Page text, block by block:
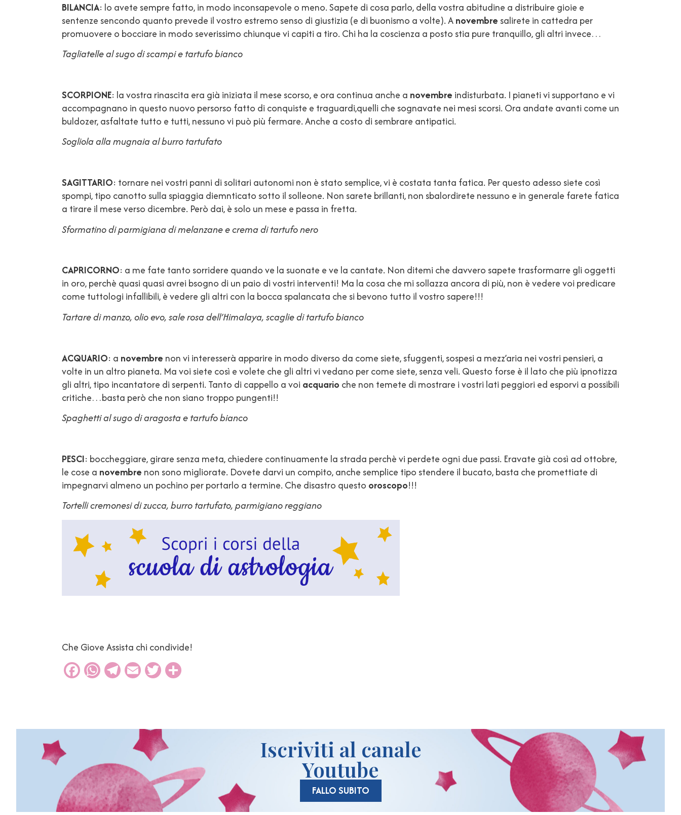
BILANCIA: lo avete sempre fatto, in modo inconsapevole o meno. Sapete di cosa parlo, della vostra abitudine a distribuire gioie e
sentenze sencondo quanto prevede il vostro estremo senso di giustizia (e di buonismo a volte). Anovembre salirete in cattedra per
promuovere o bocciare in modo severissimo chiunque vi capiti a tiro. Chi ha la coscienza a posto stia pure tranquillo, gli altri invece…
Tagliatelle al sugo di scampi e tartufo bianco
SCORPIONE: la vostra rinascita era già iniziata il mese scorso, e ora continua anche a novembre indisturbata. I pianeti vi supportano e vi
accompagnano in questo nuovo persorso fatto di conquiste e traguardi,quelli che sognavate nei mesi scorsi. Ora andate avanti come un
buldozer, asfaltate tutto e tutti, nessuno vi può più fermare. Anche a costo di sembrare antipatici.
Sogliola alla mugnaia al burro tartufato
SAGITTARIO: tornare nei vostri panni di solitari autonomi non è stato semplice, vi è costata tanta fatica. Per questo adesso siete così
spompi, tipo canotto sulla spiaggia diemnticato sotto il solleone. Non sarete brillanti, non sbalordirete nessuno e in generale farete fatica
a tirare il mese verso dicembre. Però dai, è solo un mese e passa in fretta.
Sformatino di parmigiana di melanzane e crema di tartufo nero
CAPRICORNO: a me fate tanto sorridere quando ve la suonate e ve la cantate. Non ditemi che davvero sapete trasformarre gli oggetti
in oro, perchè quasi quasi avrei bsogno di un paio di vostri interventi! Ma la cosa che mi sollazza ancora di più, non è vedere voi predicare
come tuttologi infallibili, è vedere gli altri con la bocca spalancata che si bevono tutto il vostro sapere!!!
Tartare di manzo, olio evo, sale rosa dell’Himalaya, scaglie di tartufo bianco
ACQUARIO: a novembre non vi interesserà apparire in modo diverso da come siete, sfuggenti, sospesi a mezz’aria nei vostri pensieri, a
volte in un altro pianeta. Ma voi siete così e volete che gli altri vi vedano per come siete, senza veli. Questo forse è il lato che più ipnotizza
gli altri, tipo incantatore di serpenti. Tanto di cappello a voi acquario che non temete di mostrare i vostri lati peggiori ed esporvi a possibili
critiche…basta però che non siano troppo pungenti!!
Spaghetti al sugo di aragosta e tartufo bianco
PESCI: boccheggiare, girare senza meta, chiedere continuamente la strada perchè vi perdete ogni due passi. Eravate già così ad ottobre,
le cose a novembre non sono migliorate. Dovete darvi un compito, anche semplice tipo stendere il bucato, basta che promettiate di
impegnarvi almeno un pochino per portarlo a termine. Che disastro questo oroscopo!!!
Tortelli cremonesi di zucca, burro tartufato, parmigiano reggiano
Che Giove Assista chi condivide!
Facebook
WhatsApp
Telegram
EmailTwitter
Iscriviti al canale
Youtube
FALLO SUBITO